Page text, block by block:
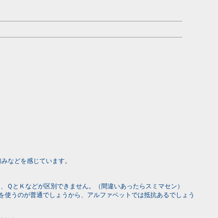
などを感じています。
とＫなどが区別できません。（間違いあったらスミマセン）
うのが普通でしょうから、アルファベットでは抵抗あるでしょう